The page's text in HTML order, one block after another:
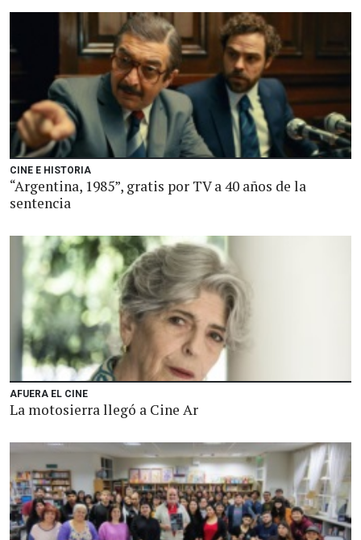
CINE E HISTORIA
“Argentina, 1985”, gratis por TV a 40 años de la
sentencia
AFUERA EL CINE
La motosierra llegó a Cine Ar